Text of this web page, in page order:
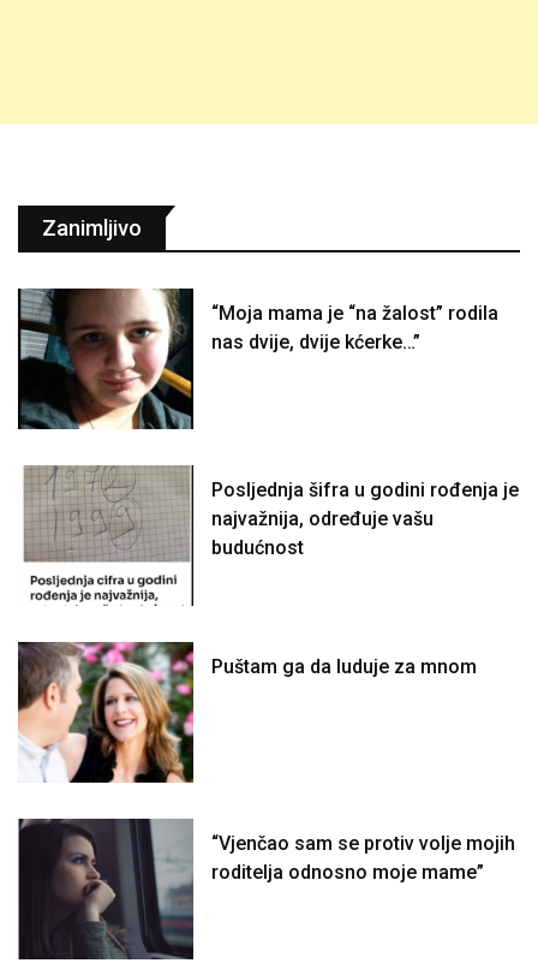
Zanimljivo
“Moja mama je “na žalost” rodila
nas dvije, dvije kćerke…”
Posljednja šifra u godini rođenja je
najvažnija, određuje vašu
budućnost
Puštam ga da luduje za mnom
“Vjenčao sam se protiv volje mojih
roditelja odnosno moje mame”